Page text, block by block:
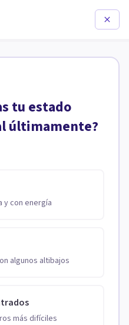
tu estado
últimamente?
y con energía
algunos altibajos
más difíciles